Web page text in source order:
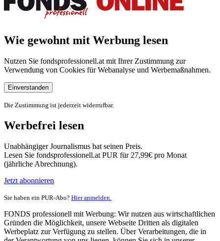
Wie gewohnt mit Werbung lesen
Nutzen Sie fondsprofessionell.at mit Ihrer Zustimmung zur
Verwendung von Cookies für Webanalyse und Werbemaßnahmen.
Einverstanden
Die Zustimmung ist jederzeit widerrufbar.
Werbefrei lesen
Unabhängiger Journalismus hat seinen Preis.
Lesen Sie fondsprofessionell.at PUR für 27,99€ pro Monat
(jährliche Abrechnung).
Jetzt abonnieren
Sie haben ein PUR-Abo? Hier anmelden.
FONDS professionell mit Werbung: Wir nutzen aus wirtschaftlichen
Gründen die Möglichkeit, unsere Webseite Dritten als digitalen
Werbeplatz zur Verfügung zu stellen. Über Verarbeitungen, die in